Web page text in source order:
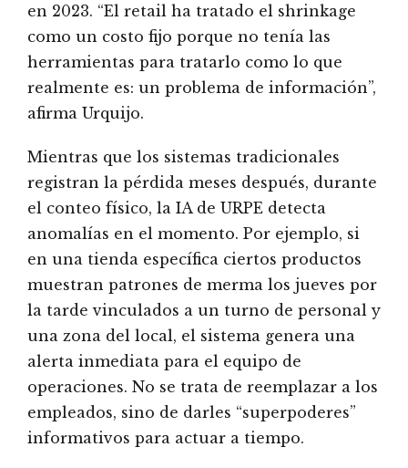
en 2023. “El retail ha tratado el shrinkage
como un costo fijo porque no tenía las
herramientas para tratarlo como lo que
realmente es: un problema de información”,
afirma Urquijo.
Mientras que los sistemas tradicionales
registran la pérdida meses después, durante
el conteo físico, la IA de URPE detecta
anomalías en el momento. Por ejemplo, si
en una tienda específica ciertos productos
muestran patrones de merma los jueves por
la tarde vinculados a un turno de personal y
una zona del local, el sistema genera una
alerta inmediata para el equipo de
operaciones. No se trata de reemplazar a los
empleados, sino de darles “superpoderes”
informativos para actuar a tiempo.